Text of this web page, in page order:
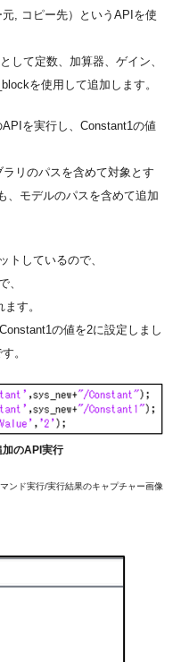
, コピー先）というAPIを使
して定数、加算器、ゲイン、
を使用して追加します。
を実行し、Constant1の値
リのパスを含めて対象とす
、モデルのパスを含めて追加
トしているので、
、
す。
の値を2に設定しまし
。
のAPI実行
ンド実行/実行結果のキャプチャー画像